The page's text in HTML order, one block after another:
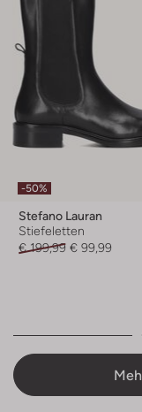
-50%
Stefano Lauran
Stiefeletten
€ 199,99 € 99,99